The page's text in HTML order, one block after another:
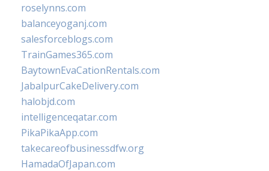
roselynns.com
balanceyoganj.com
salesforceblogs.com
TrainGames365.com
BaytownEvaCationRentals.com
JabalpurCakeDelivery.com
halobjd.com
intelligenceqatar.com
PikaPikaApp.com
takecareofbusinessdfw.org
HamadaOfJapan.com